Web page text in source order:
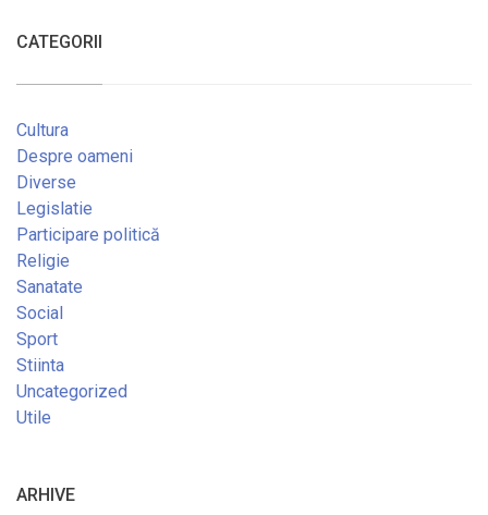
CATEGORII
Cultura
Despre oameni
Diverse
Legislatie
Participare politică
Religie
Sanatate
Social
Sport
Stiinta
Uncategorized
Utile
ARHIVE